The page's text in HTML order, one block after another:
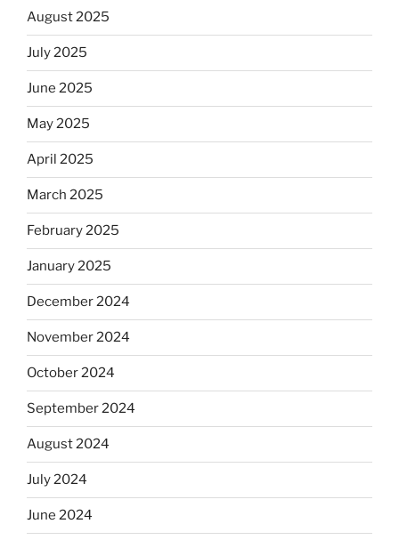
August 2025
July 2025
June 2025
May 2025
April 2025
March 2025
February 2025
January 2025
December 2024
November 2024
October 2024
September 2024
August 2024
July 2024
June 2024